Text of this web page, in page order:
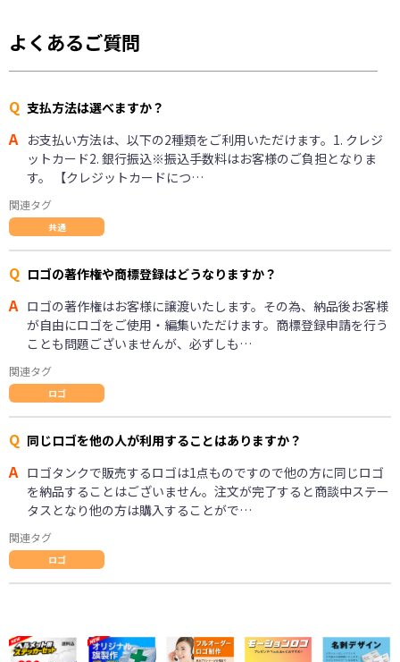
よくあるご質問
Q 支払方法は選べますか？
A お支払い方法は、以下の2種類をご利用いただけます。1. クレジ
ットカード2. 銀行振込※振込手数料はお客様のご負担となりま
す。 【クレジットカードにつ…
関連タグ
共通
Q ロゴの著作権や商標登録はどうなりますか？
A ロゴの著作権はお客様に譲渡いたします。その為、納品後お客様
が自由にロゴをご使用・編集いただけます。商標登録申請を行う
ことも問題ございませんが、必ずしも…
関連タグ
ロゴ
Q 同じロゴを他の人が利用することはありますか？
A ロゴタンクで販売するロゴは1点ものですので他の方に同じロゴ
を納品することはございません。注文が完了すると商談中ステー
タスとなり他の方は購入することがで…
関連タグ
ロゴ